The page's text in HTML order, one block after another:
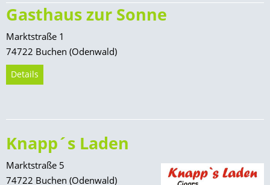
Gasthaus zur Sonne
Marktstraße 1
74722 Buchen (Odenwald)
Details
Knapp´s Laden
Marktstraße 5
74722 Buchen (Odenwald)